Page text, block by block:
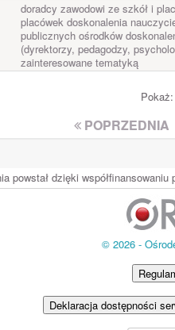
doradcy zawodowi ze szkół i
placówek doskonalenia
publicznych ośrodków
(dyrektorzy, pedagodzy,
zainteresowane tematyką
POPRZEDNIA
powstał dzięki
© 2026 -
Deklaracja dostępności